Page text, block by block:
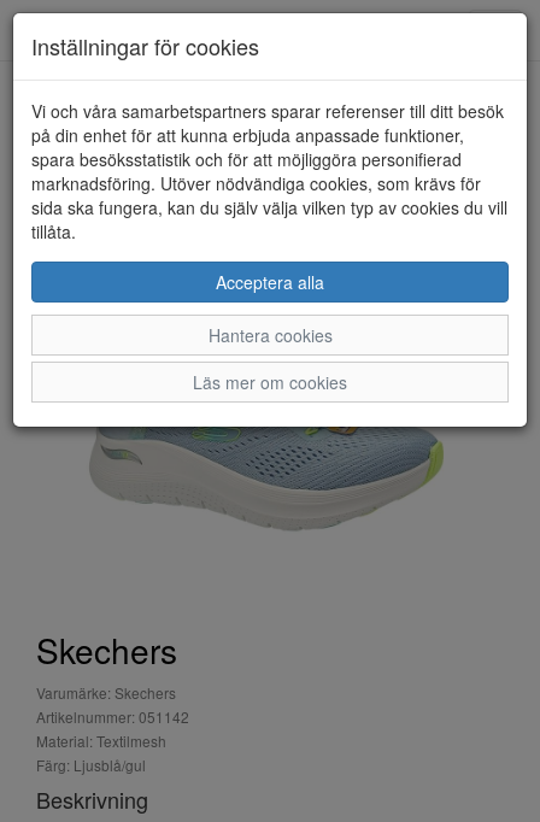
HEM SKECHERS
Skechers
Varumärke: Skechers
Artikelnummer: 051142
Material: Textilmesh
Färg: Ljusblå/gul
Beskrivning
Inställningar för cookies
Vi och våra samarbetspartners sparar referenser till ditt besök
på din enhet för att kunna erbjuda anpassade funktioner,
spara besöksstatistik och för att möjliggöra personifierad
marknadsföring. Utöver nödvändiga cookies, som krävs för
sida ska fungera, kan du själv välja vilken typ av cookies du vill
tillåta.
Acceptera alla
Hantera cookies
Läs mer om cookies